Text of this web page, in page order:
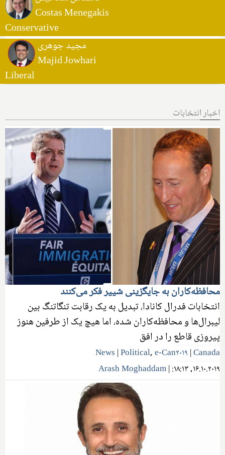
Costas Menegakis
Conservative
مجید جوهری
Majid Jowhari
Liberal
اخبار انتخابات
محافظه‌کاران به جایگزینی شییر فکر می‌کنند
انتخابات فدرال کانادا، تبدیل به یک رقابت تنگاتنگ بین
لیبرال‌ها و محافظه‌کاران شده، اما هیچ یک از طرفین هنوز
پیروزی قاطع را در افق
News |Political,e-Can۲۰۱۹ |Canada
۱۶.۱۰.۲۰۱۹, ۱۸:۱۳:
|
Arash Moghaddam